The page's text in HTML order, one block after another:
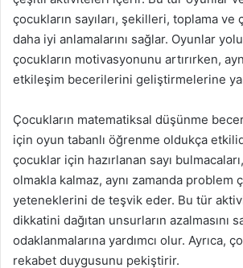
çocukların sayıları, şekilleri, toplama ve
daha iyi anlamalarını sağlar. Oyunlar
çocukların motivasyonunu artırırken,
etkileşim becerilerini geliştirmelerine
Çocukların matematiksal düşünme
için oyun tabanlı öğrenme oldukça
çocuklar için hazırlanan sayı
olmakla kalmaz, aynı zamanda problem
yeteneklerini de teşvik eder. Bu tür
dikkatini dağıtan unsurların azalmasını
odaklanmalarına yardımcı olur. Ayrıca,
rekabet duygusunu pekiştirir.